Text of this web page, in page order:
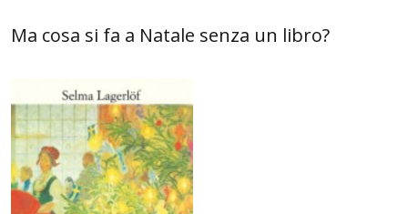
Ma cosa si fa a Natale senza un libro?